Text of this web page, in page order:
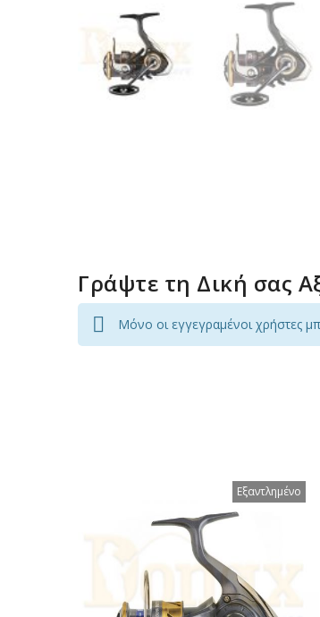
Γράψτε τη Δική σας
Μόνο οι εγγεγραμένοι χρήστες
Εξαντλημένο